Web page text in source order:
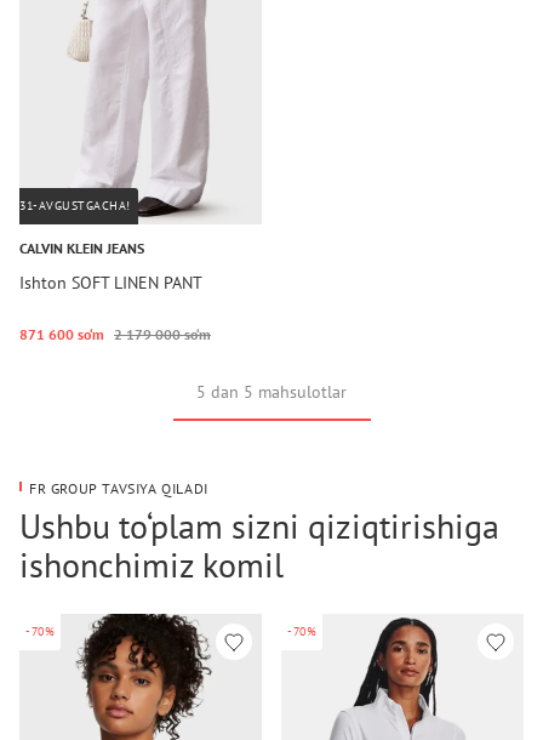
31-AVGUSTGACHA!
CALVIN KLEIN JEANS
Ishton SOFT LINEN PANT
871 600 so‘m 2 179 000 so‘m
5 dan 5 mahsulotlar
FR GROUP TAVSIYA QILADI
Ushbu to‘plam sizni qiziqtirishiga
ishonchimiz komil
-70% -70%